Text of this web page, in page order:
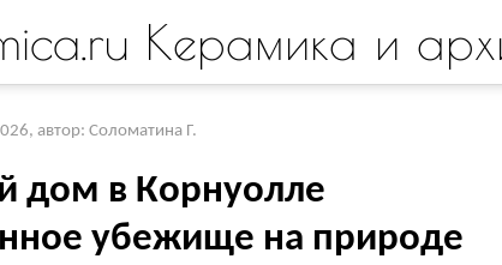
Керамика и
, автор: Соломатина Г.
дом в Корнуолле
убежище на природе